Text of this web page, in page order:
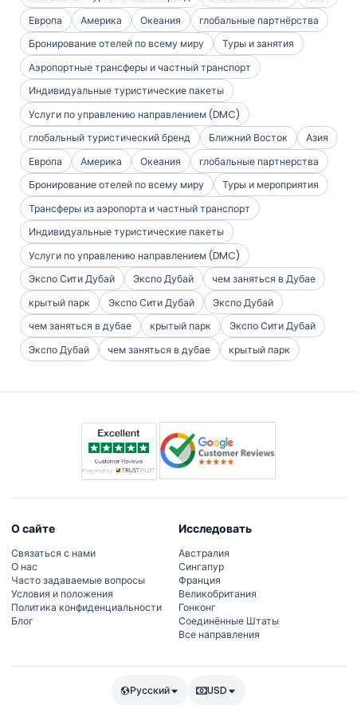
Европа
Америка Океания
глобальные партнёрства
Бронирование отелей по всему миру
Туры и занятия
Аэропортные трансферы и частный транспорт
Индивидуальные туристические пакеты
Услуги по управлению направлением (DMC)
глобальный туристический бренд
Ближний Восток
Азия
Европа
Америка Океания
глобальные партнерства
Бронирование отелей по всему миру
Туры и мероприятия
Трансферы из аэропорта и частный транспорт
Индивидуальные туристические пакеты
Услуги по управлению направлением (DMC)
Экспо Сити Дубай
Экспо Дубай
чем заняться в Дубае
крытый парк
Экспо Сити Дубай
Экспо Дубай
чем заняться в дубае
крытый парк
Экспо Сити Дубай
Экспо Дубай
чем заняться в дубае крытый парк
О сайте
Связаться с нами
О нас
Часто задаваемые вопросы
Условия и положения
Политика конфиденциальности
Блог
Исследовать
Австралия
Сингапур
Франция
Великобритания
Гонконг
Соединённые Штаты
Все направления
Русский USD